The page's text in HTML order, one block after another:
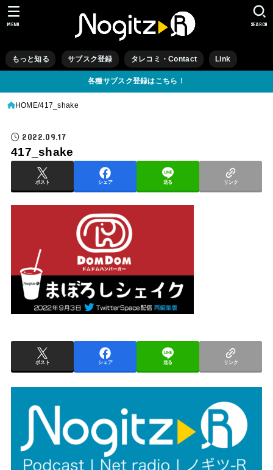
もっと知る サブスク登録 タレコミ・Contact Link
SEARCH
MENU
各種サブスク登録はこちら！
HOME 417_shake
2022.09.17
417_shake
ポスト シェア 送る リンク
ポスト シェア 送る リンク